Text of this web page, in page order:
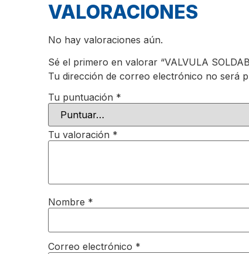
VALORACIONES
No hay valoraciones aún.
Sé el primero en valorar “VALVULA
Tu dirección de correo electrónico no será
Tu puntuación *
Tu valoración *
Nombre *
Correo electrónico *